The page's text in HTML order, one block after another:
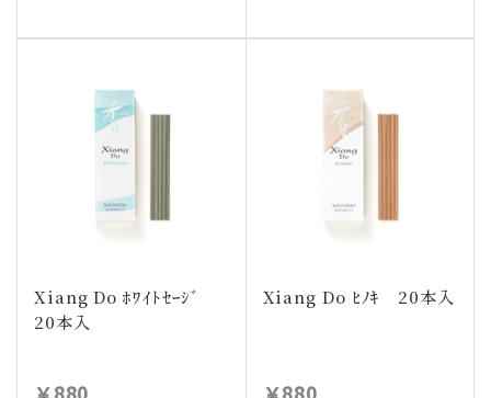
Xiang Do ﾎﾜｲﾄｾｰｼﾞ
20本入
Xiang Do ﾋﾉｷ 20本入